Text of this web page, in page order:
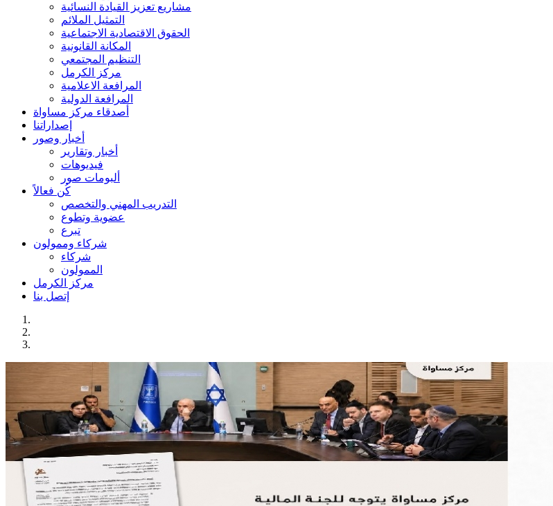
مشاريع تعزيز القيادة النسائية
التمثيل الملائم
الحقوق الاقتصادية الاجتماعية
المكانة القانونية
التنظيم المجتمعي
مركز الكرمل
المرافعة الاعلامية
المرافعة الدولية
أصدقاء مركز مساواة
إصداراتنا
أخبار وصور
أخبار وتقارير
فيديوهات
ألبومات صور
كُن فعالاً
التدريب المهني والتخصص
عضوية وتطوع
تبرع
شركاء وممولون
شركاء
الممولون
مركز الكرمل
إتصل بنا